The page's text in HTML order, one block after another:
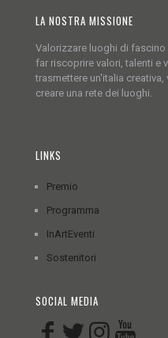
LA NOSTRA MISSIONE
Valorizzare luoghi di
far riscoprire valori, talenti e
trasmettere un'italia
creare una rete dei luoghi.
LINKS
Premio
Programma
InArtEventi
Sostenitori
SOCIAL MEDIA